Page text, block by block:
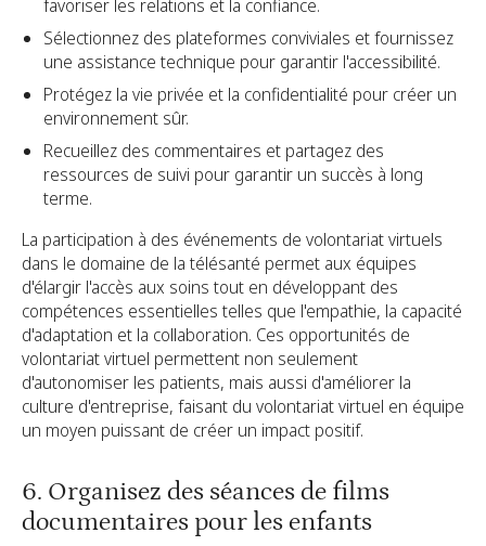
favoriser les relations et la confiance.
Sélectionnez des plateformes conviviales et fournissez
une assistance technique pour garantir l'accessibilité.
Protégez la vie privée et la confidentialité pour créer un
environnement sûr.
Recueillez des commentaires et partagez des
ressources de suivi pour garantir un succès à long
terme.
La participation à des événements de volontariat virtuels
dans le domaine de la télésanté permet aux équipes
d'élargir l'accès aux soins tout en développant des
compétences essentielles telles que l'empathie, la capacité
d'adaptation et la collaboration. Ces opportunités de
volontariat virtuel permettent non seulement
d'autonomiser les patients, mais aussi d'améliorer la
culture d'entreprise, faisant du volontariat virtuel en équipe
un moyen puissant de créer un impact positif.
6. Organisez des séances de films
documentaires pour les enfants